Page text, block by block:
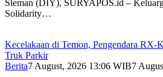
Sleman (DIY), SURYAPOS.id –
Solidarity…
Kecelakaan di Temon, Pengendara RX-
Truk Parkir
Berita7 August, 2026 13:06 WIB7